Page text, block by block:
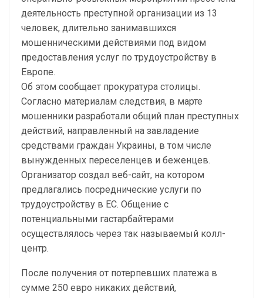
деятельность преступной организации из 13
человек, длительно занимавшихся
мошенническими действиями под видом
предоставления услуг по трудоустройству в
Европе.
Об этом сообщает прокуратура столицы.
Согласно материалам следствия, в марте
мошенники разработали общий план преступных
действий, направленный на завладение
средствами граждан Украины, в том числе
вынужденных переселенцев и беженцев.
Организатор создал веб-сайт, на котором
предлагались посреднические услуги по
трудоустройству в ЕС. Общение с
потенциальными гастарбайтерами
осуществлялось через так называемый колл-
центр.
После получения от потерпевших платежа в
сумме 250 евро никаких действий,